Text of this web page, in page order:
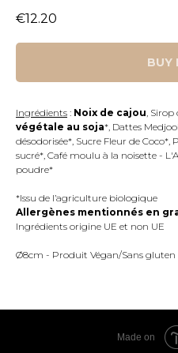
€12.20
BUY
Ingrédients : Noix de cajou, Sirop
végétale au soja*, Dattes
désodorisée*, Sucre Fleur de
sucré*, Café moulu à la noisette -
poudre*
*Issu de l’agriculture biologique
Allergènes mentionnés en
Ingrédients origine UE et non UE
Ø8cm - Produit Végan/Sans gluten
Made on